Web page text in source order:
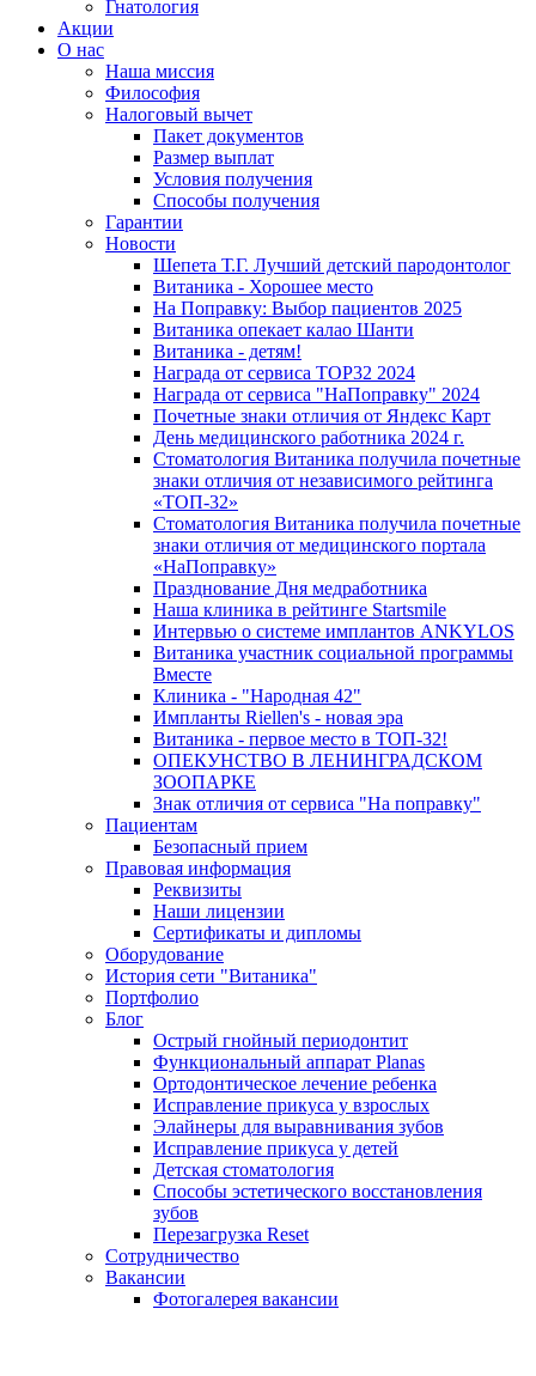
Гнатология
Акции
О нас
Наша миссия
Философия
Налоговый вычет
Пакет документов
Размер выплат
Условия получения
Способы получения
Гарантии
Новости
Шепета Т.Г. Лучший детский пародонтолог
Витаника - Хорошее место
На Поправку: Выбор пациентов 2025
Витаника опекает калао Шанти
Витаника - детям!
Награда от сервиса TOP32 2024
Награда от сервиса "НаПоправку" 2024
Почетные знаки отличия от Яндекс Карт
День медицинского работника 2024 г.
Стоматология Витаника получила почетные
знаки отличия от независимого рейтинга
«ТОП-32»
Стоматология Витаника получила почетные
знаки отличия от медицинского портала
«НаПоправку»
Празднование Дня медработника
Наша клиника в рейтинге Startsmile
Интервью о системе имплантов ANKYLOS
Витаника участник социальной программы
Вместе
Клиника - "Народная 42"
Импланты Riellen's - новая эра
Витаника - первое место в ТОП-32!
ОПЕКУНСТВО В ЛЕНИНГРАДСКОМ
ЗООПАРКЕ
Знак отличия от сервиса "На поправку"
Пациентам
Безопасный прием
Правовая информация
Реквизиты
Наши лицензии
Сертификаты и дипломы
Оборудование
История сети "Витаника"
Портфолио
Блог
Острый гнойный периодонтит
Функциональный аппарат Planas
Ортодонтическое лечение ребенка
Исправление прикуса у взрослых
Элайнеры для выравнивания зубов
Исправление прикуса у детей
Детская стоматология
Способы эстетического восстановления
зубов
Перезагрузка Reset
Сотрудничество
Вакансии
Фотогалерея вакансии